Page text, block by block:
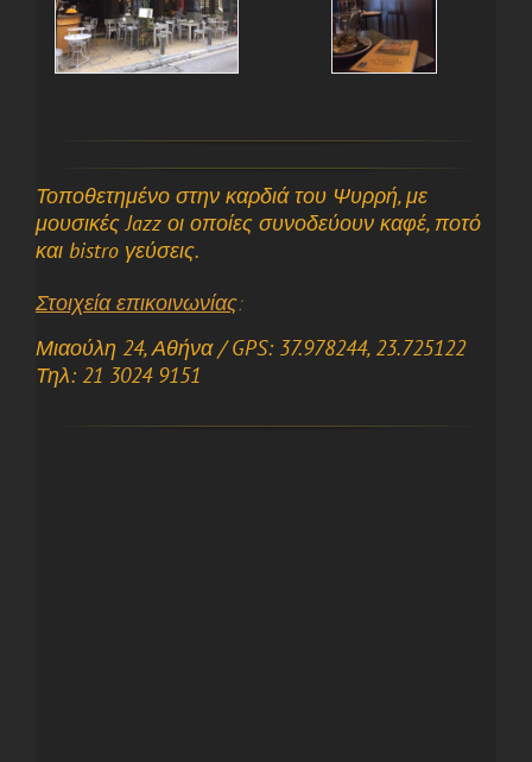
Τοποθετημένο στην καρδιά του Ψυρρή, με
μουσικές Jazz οι οποίες συνοδεύουν καφέ, ποτό
και bistro γεύσεις.
Στοιχεία επικοινωνίας:
Μιαούλη 24, Αθήνα/ GPS: 37.978244, 23.725122
Τηλ: 21 3024 9151